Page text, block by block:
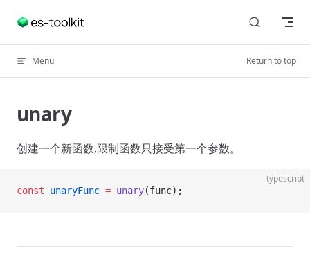
Skip to content
Menu Return to top
unary
创建一个新函数,限制函数只接受第一个参数。
typescript
const unaryFunc = unary(func);